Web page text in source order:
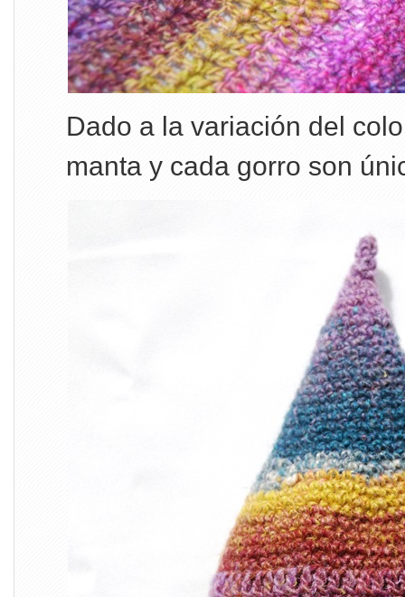
Dado a la variación del
manta y cada gorro son